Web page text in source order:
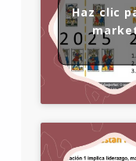
Haz clic